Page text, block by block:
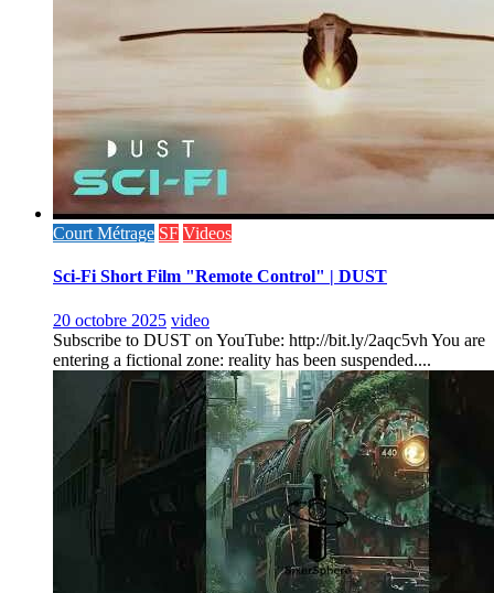
Court Métrage SF Videos
Sci-Fi Short Film "Remote Control" | DUST
20 octobre 2025 video
Subscribe to DUST on YouTube: http://bit.ly/2aqc5vh You are
entering a fictional zone: reality has been suspended....